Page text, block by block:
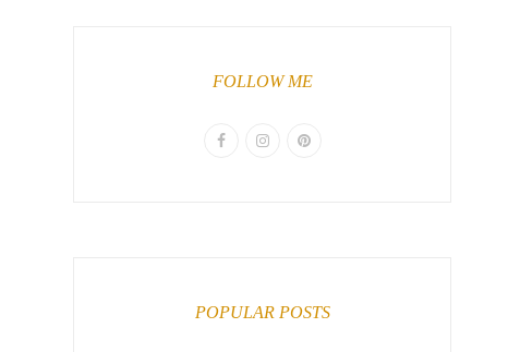
FOLLOW ME
POPULAR POSTS